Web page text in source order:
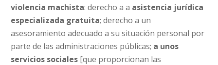
violencia machista: derecho a a asistencia jurídica
especializada gratuita; derecho a un
asesoramiento adecuado a su situación personal por
parte de las administraciones públicas; a unos
servicios sociales [que proporcionan las